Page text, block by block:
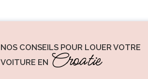
NOS CONSEILS POUR LOUER VOTRE
VOITURE EN Croatie